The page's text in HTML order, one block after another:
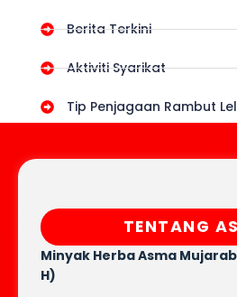
Berita Terkini
Aktiviti Syarikat
Tip Penjagaan Rambut
TENTANG
Minyak Herba Asma Mujarab
H)